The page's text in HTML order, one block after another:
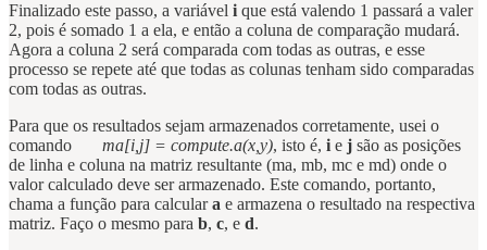
Finalizado este passo, a variável i que está valendo 1 passará a valer
2, pois é somado 1 a ela, e então a coluna de comparação mudará.
Agora a coluna 2 será comparada com todas as outras, e esse
processo se repete até que todas as colunas tenham sido comparadas
com todas as outras.
Para que os resultados sejam armazenados corretamente, usei o
comando
ma[i,j] = compute.a(x,y), isto é, i e j são as posições
de linha e coluna na matriz resultante (ma, mb, mc e md) onde o
valor calculado deve ser armazenado. Este comando, portanto,
chama a função para calculara e armazena o resultado na respectiva
matriz. Faço o mesmo para b, c, e d.